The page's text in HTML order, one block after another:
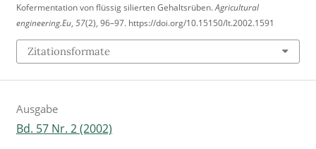
Kofermentation von flüssig silierten Gehaltsrüben.Agricultural
engineering.Eu, 57(2), 96–97. https://doi.org/10.15150/lt.2002.1591
Zitationsformate
Ausgabe
Bd. 57 Nr. 2 (2002)